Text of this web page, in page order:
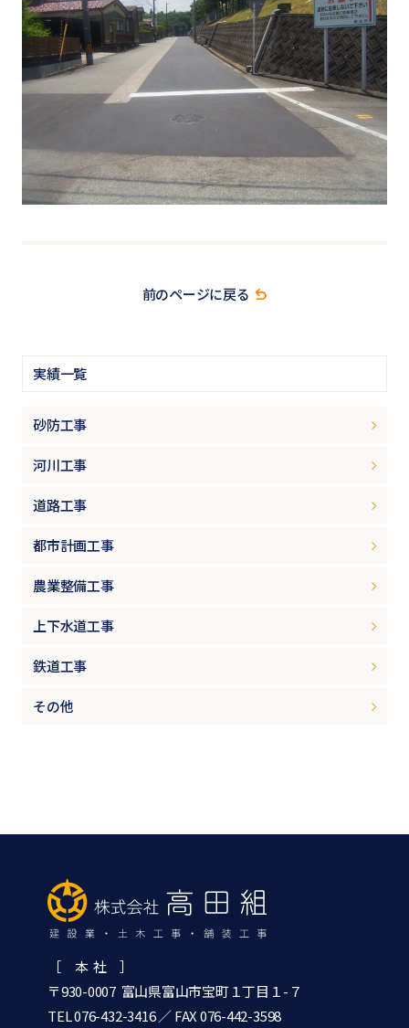
実績一覧
砂防工事
河川工事
道路工事
都市計画工事
農業整備工事
上下水道工事
鉄道工事
その他
前のページに戻る
［ 本 社 ］
〒930-0007 富山県富山市宝町１丁目１-７
TEL 076-432-3416／ FAX 076-442-3598